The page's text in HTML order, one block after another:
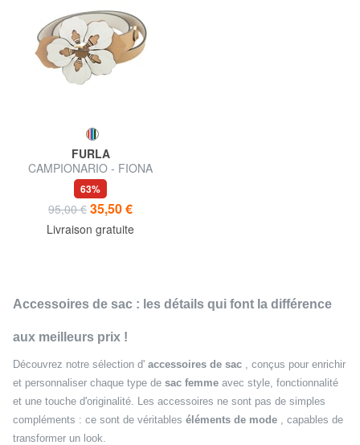
FURLA
CAMPIONARIO - FIONA
bandoulière en cuir
63%
95,00 € 35,50 €
Livraison gratuite
Accessoires de sac : les détails qui font la différence
aux meilleurs prix !
Découvrez notre sélection d' accessoires de sac , conçus pour enrichir
et personnaliser chaque type de sac femme avec style, fonctionnalité
et une touche d'originalité. Les accessoires ne sont pas de simples
compléments : ce sont de véritables éléments de mode , capables de
transformer un look.